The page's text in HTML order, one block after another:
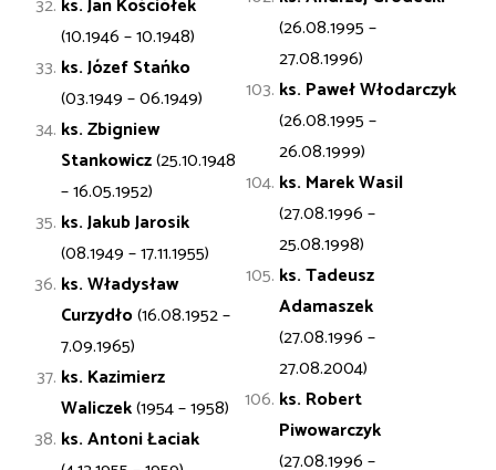
ks. JanKościółek
(10.1946 – 10.1948)
ks. JózefStańko
(03.1949 – 06.1949)
ks. Zbigniew
Stankowicz(25.10.1948
– 16.05.1952)
ks. JakubJarosik
(08.1949 – 17.11.1955)
ks. Władysław
Curzydło(16.08.1952 –
7.09.1965)
ks. Kazimierz
Waliczek(1954 – 1958)
ks. AntoniŁaciak
(26.08.1995 –
27.08.1996)
ks. Paweł Włodarczyk
(26.08.1995 –
26.08.1999)
ks. Marek Wasil
(27.08.1996 –
25.08.1998)
ks. Tadeusz
Adamaszek
(27.08.1996 –
27.08.2004)
ks. Robert
Piwowarczyk
(27.08.1996 –